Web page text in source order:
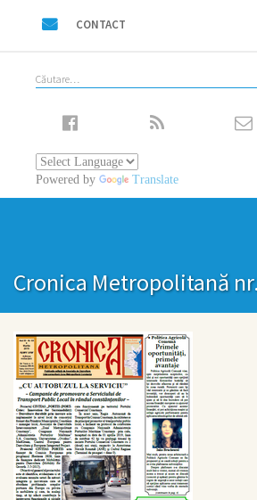
CONTACT
Caută
Powered by Translate
Cronica Metropolitană